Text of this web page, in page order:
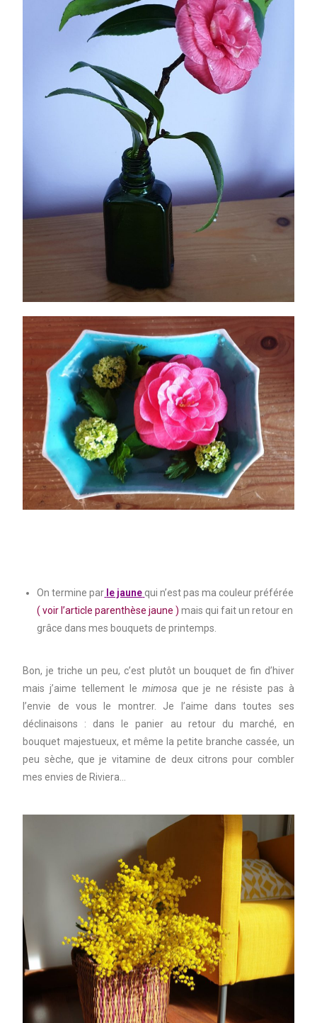
On termine par le jaune qui n’est pas ma couleur préférée
( voir l’article parenthèse jaune ) mais qui fait un retour en
grâce dans mes bouquets de printemps.
Bon, je triche un peu, c’est plutôt un bouquet de fin d’hiver
mais j’aime tellement le mimosaque je ne résiste pas à
l’envie de vous le montrer. Je l’aime dans toutes ses
déclinaisons : dans le panier au retour du marché, en
bouquet majestueux, et même la petite branche cassée, un
peu sèche, que je vitamine de deux citrons pour combler
mes envies de Riviera…